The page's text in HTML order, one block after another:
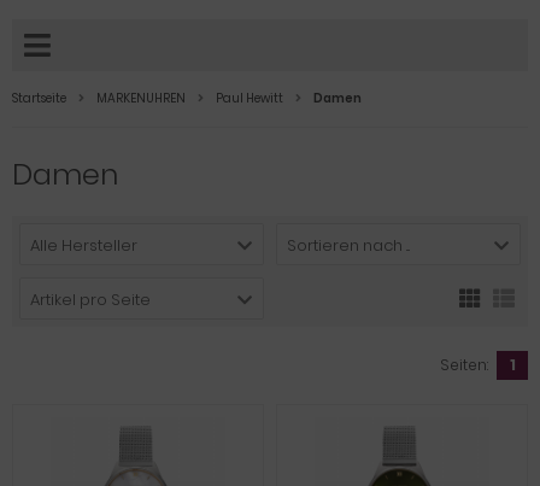
Startseite MARKENUHREN Paul Hewitt Damen
Damen
Alle Hersteller Sortieren nach ...
Artikel pro Seite
Seiten: 1